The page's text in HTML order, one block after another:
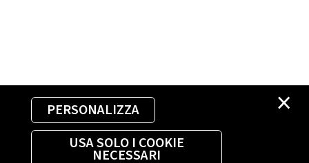
×
PERSONALIZZA
USA SOLO I COOKIE
NECESSARI